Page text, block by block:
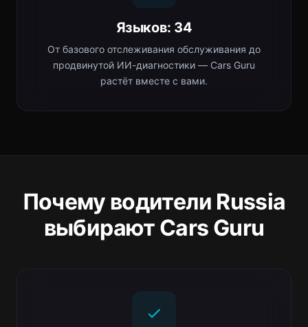
Языков: 34
От базового отслеживания обслуживания до
продвинутой ИИ-диагностики — Cars Guru
растёт вместе с вами.
Почему водители Russia
выбирают Cars Guru